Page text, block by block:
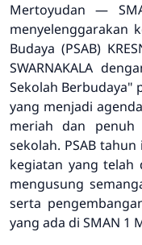
Mertoyudan —
menyelenggarakan
Budaya (PSAB)
SWARNAKALA
Sekolah Berbudaya"
yang menjadi
meriah dan penuh
sekolah. PSAB
kegiatan yang telah
mengusung
serta
yang ada di SMAN 1